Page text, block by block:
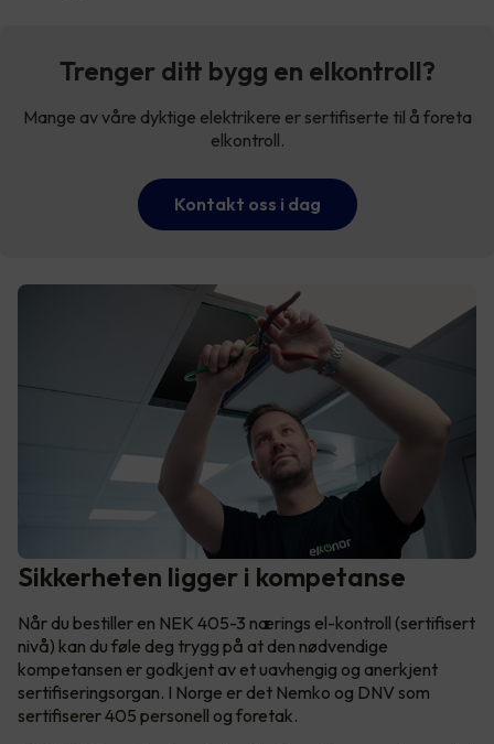
Trenger ditt bygg en elkontroll?
Mange av våre dyktige elektrikere er sertifiserte til å foreta
elkontroll.
Kontakt oss i dag
Sikkerheten ligger i kompetanse
Når du bestiller en NEK 405-3 nærings el-kontroll (sertifisert
nivå) kan du føle deg trygg på at den nødvendige
kompetansen er godkjent av et uavhengig og anerkjent
sertifiseringsorgan. I Norge er det Nemko og DNV som
sertifiserer 405 personell og foretak.